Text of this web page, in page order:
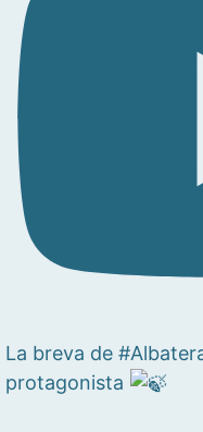
La breva de
protagonista